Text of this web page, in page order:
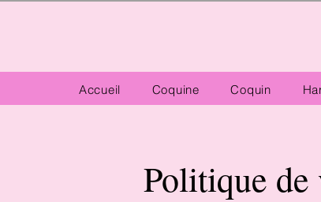
Accueil Coquine Coquin
Politique de